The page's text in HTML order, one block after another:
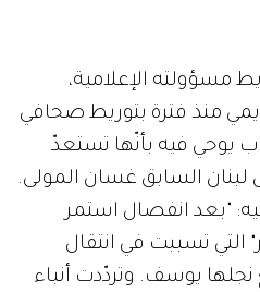
مسؤولته الإعلامية،
منذ فترة بتوريط صحافي
يوحي فيه بأنّها تستعدّ
السابق غسان المولى.
"بعد انفصال استمر
جاءت "ثورة 25 يناير" التي تسببت في انتقال
نجلها يوسف. وتردّدت أنباء